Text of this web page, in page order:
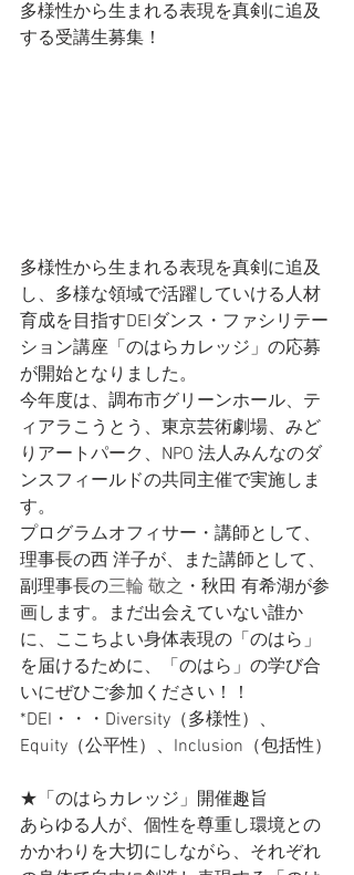
多様性から生まれる表現を真剣に追及
する受講生募集！
多様性から生まれる表現を真剣に追及
し、多様な領域で活躍していける人材
育成を目指すDEIダンス・ファシリテー
ション講座「のはらカレッジ」の応募
が開始となりました。
今年度は、 調布市グリーンホール、テ
ィアラこうとう、東京芸術劇場、みど
りアートパーク、NPO 法人みんなのダ
ンスフィールドの共同主催で実施しま
す。
プログラムオフィサー・講師として、
理事長の西 洋子が、また講師として、
副理事長の三輪 敬之 ・ 秋田 有希湖が参
画します。まだ出会えていない誰か
に、ここちよい身体表現の「のはら」
を届けるために、「のはら」の学び合
いにぜひご参加ください！！
*DEI・・・Diversity（多様性）、
Equity（公平性）、Inclusion（包括性）
★「のはらカレッジ」開催趣旨
あらゆる人が、個性を尊重し環境との
かかわりを大切にしながら、それぞれ